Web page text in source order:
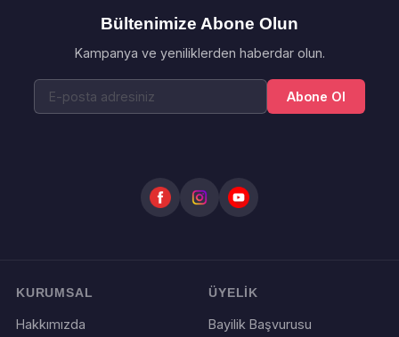
Bültenimize Abone Olun
Kampanya ve yeniliklerden haberdar olun.
Abone Ol
KURUMSAL
Hakkımızda
ÜYELİK
Bayilik Başvurusu